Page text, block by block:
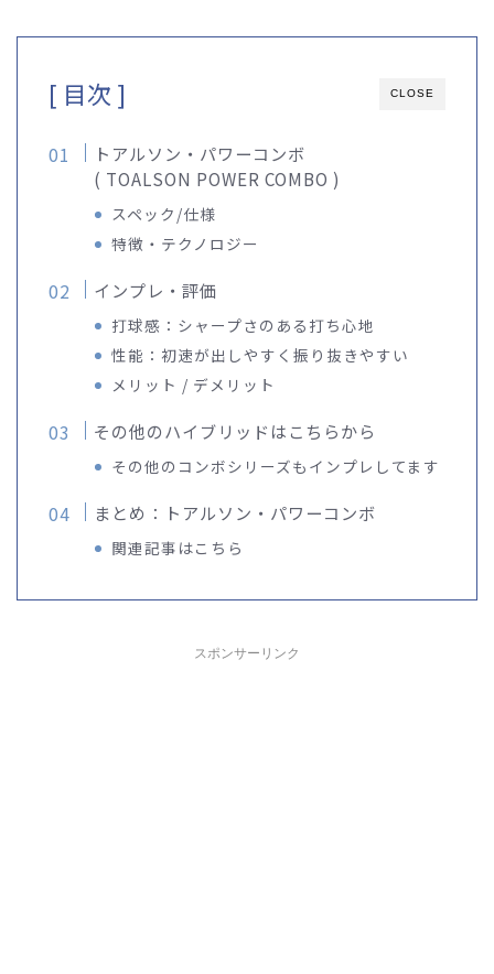
CLOSE
[ 目次 ]
トアルソン・パワーコンボ
( TOALSON POWER COMBO )
スペック/仕様
特徴・テクノロジー
インプレ・評価
打球感：シャープさのある打ち心地
性能：初速が出しやすく振り抜きやすい
メリット / デメリット
その他のハイブリッドはこちらから
その他のコンボシリーズもインプレしてます
まとめ：トアルソン・パワーコンボ
関連記事はこちら
スポンサーリンク